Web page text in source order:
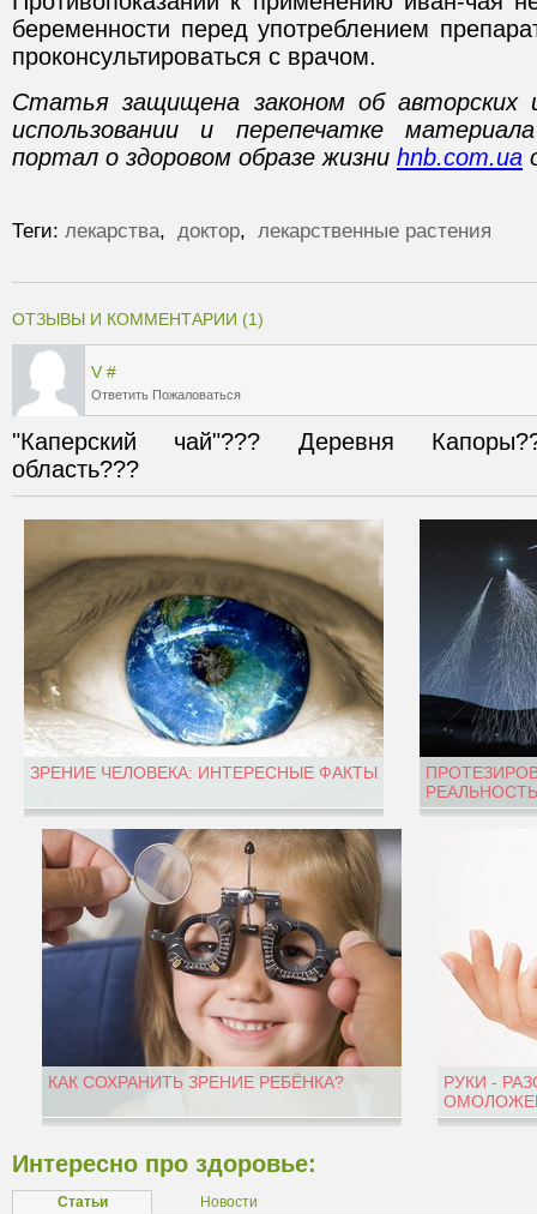
беременности перед употреблением
проконсультироваться с врачом.
Статья защищена законом об авторских
использовании и перепечатке
портал о здоровом образе жизни hnb.com.ua
Теги: лекарства, доктор, лекарственные растения
ОТЗЫВЫ И КОММЕНТАРИИ (1)
V #
Ответить Пожаловаться
"Каперский чай"??? Деревня
область???
ЗРЕНИЕ ЧЕЛОВЕКА: ИНТЕРЕСНЫЕ ФАКТЫ
КАК СОХРАНИТЬ ЗРЕНИЕ РЕБЁНКА?
РУКИ -
Интересно про здоровье:
Статьи Новости